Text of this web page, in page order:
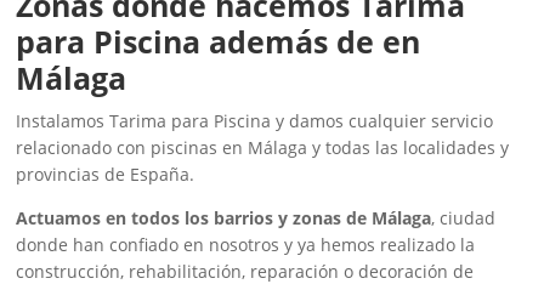
para Piscina además de en
Málaga
Instalamos Tarima para Piscina y damos cualquier servicio
relacionado con piscinas en Málaga y todas las localidades y
provincias de España.
Actuamos en todos los barrios y zonas de Málaga, ciudad
donde han confiado en nosotros y ya hemos realizado la
construcción, rehabilitación, reparación o decoración de